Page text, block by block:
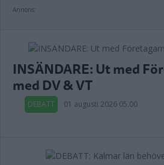
Annons:
INSÄNDARE: Ut med
med DV & VT
DEBATT 01 augusti 2026 05.00